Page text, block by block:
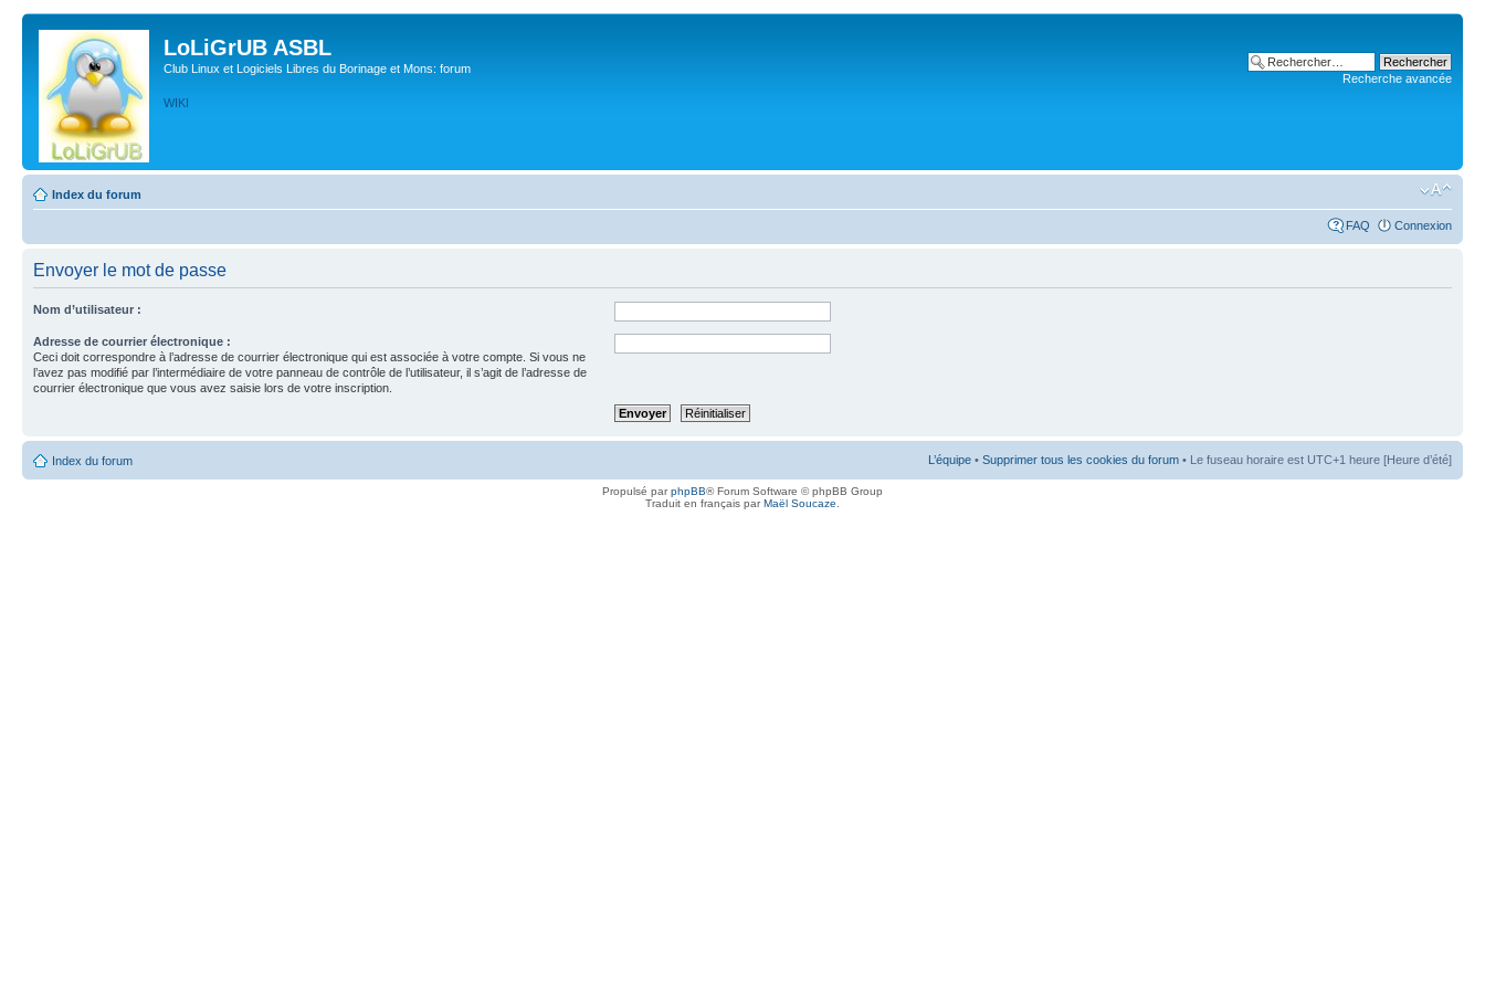
LoLiGrUB ASBL
Club Linux et Logiciels Libres du Borinage et Mons: forum
WIKI
Recherche avancée
Index du forum
FAQ Connexion
Envoyer le mot de passe
Nom d’utilisateur :
Adresse de courrier électronique :
Ceci doit correspondre à l’adresse de courrier électronique qui est associée à votre compte. Si vous ne
l’avez pas modifié par l’intermédiaire de votre panneau de contrôle de l’utilisateur, il s’agit de l’adresse de
courrier électronique que vous avez saisie lors de votre inscription.
Index du forum L’équipe • Supprimer tous les cookies du forum • Le fuseau horaire est UTC+1 heure [Heure d’été]
Propulsé parphpBB® Forum Software © phpBB Group
Traduit en français parMaël Soucaze